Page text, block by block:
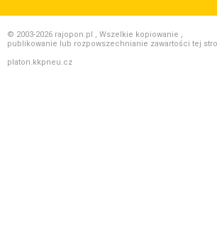
© 2003-2026 rajopon.pl , Wszelkie kopiowanie ,
publikowanie lub rozpowszechnianie zawartości tej
platon.kkpneu.cz